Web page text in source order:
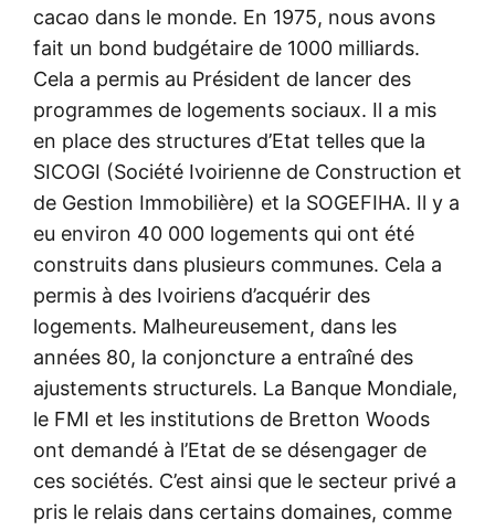
cacao dans le monde. En 1975, nous avons
fait un bond budgétaire de 1000 milliards.
Cela a permis au Président de lancer des
programmes de logements sociaux. Il a mis
en place des structures d’Etat telles que la
SICOGI (Société Ivoirienne de Construction et
de Gestion Immobilière) et la SOGEFIHA. Il y a
eu environ 40 000 logements qui ont été
construits dans plusieurs communes. Cela a
permis à des Ivoiriens d’acquérir des
logements. Malheureusement, dans les
années 80, la conjoncture a entraîné des
ajustements structurels. La Banque Mondiale,
le FMI et les institutions de Bretton Woods
ont demandé à l’Etat de se désengager de
ces sociétés. C’est ainsi que le secteur privé a
pris le relais dans certains domaines, comme